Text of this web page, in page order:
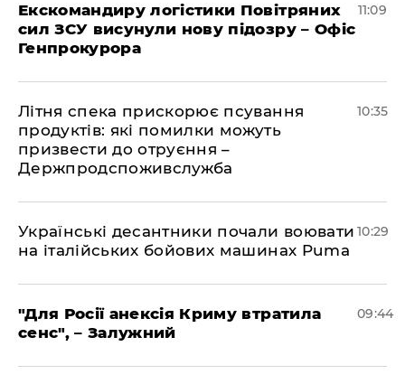
Екскомандиру логістики Повітряних
сил ЗСУ висунули нову підозру – Офіс
Генпрокурора
11:09
Літня спека прискорює псування
продуктів: які помилки можуть
призвести до отруєння –
Держпродспоживслужба
10:35
Українські десантники почали воювати
на італійських бойових машинах Puma
10:29
"Для Росії анексія Криму втратила
сенс", – Залужний
09:44